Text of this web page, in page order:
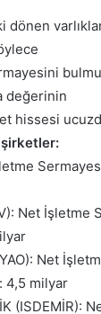
değerinin
hissesi
şirketler:
Net İşletme
Net
4,5 milyar
(ISDEMİR):